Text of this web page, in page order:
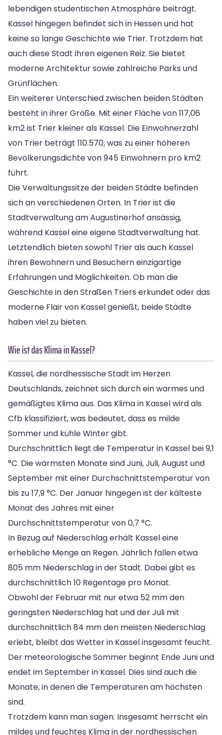
lebendigen studentischen Atmosphäre beiträgt.
Kassel hingegen befindet sich in Hessen und hat
keine so lange Geschichte wie Trier. Trotzdem hat
auch diese Stadt ihren eigenen Reiz. Sie bietet
moderne Architektur sowie zahlreiche Parks und
Grünflächen.
Ein weiterer Unterschied zwischen beiden Städten
besteht in ihrer Größe. Mit einer Fläche von 117,06
km2 ist Trier kleiner als Kassel. Die Einwohnerzahl
von Trier beträgt 110.570, was zu einer höheren
Bevölkerungsdichte von 945 Einwohnern pro km2
führt.
Die Verwaltungssitze der beiden Städte befinden
sich an verschiedenen Orten. In Trier ist die
Stadtverwaltung am Augustinerhof ansässig,
während Kassel eine eigene Stadtverwaltung hat.
Letztendlich bieten sowohl Trier als auch Kassel
ihren Bewohnern und Besuchern einzigartige
Erfahrungen und Möglichkeiten. Ob man die
Geschichte in den Straßen Triers erkundet oder das
moderne Flair von Kassel genießt, beide Städte
haben viel zu bieten.
Wie ist das Klima in Kassel?
Kassel, die nordhessische Stadt im Herzen
Deutschlands, zeichnet sich durch ein warmes und
gemäßigtes Klima aus. Das Klima in Kassel wird als
Cfb klassifiziert, was bedeutet, dass es milde
Sommer und kühle Winter gibt.
Durchschnittlich liegt die Temperatur in Kassel bei 9,1
°C. Die wärmsten Monate sind Juni, Juli, August und
September mit einer Durchschnittstemperatur von
bis zu 17,9 °C. Der Januar hingegen ist der kälteste
Monat des Jahres mit einer
Durchschnittstemperatur von 0,7 °C.
In Bezug auf Niederschlag erhält Kassel eine
erhebliche Menge an Regen. Jährlich fallen etwa
805 mm Niederschlag in der Stadt. Dabei gibt es
durchschnittlich 10 Regentage pro Monat.
Obwohl der Februar mit nur etwa 52 mm den
geringsten Niederschlag hat und der Juli mit
durchschnittlich 84 mm den meisten Niederschlag
erlebt, bleibt das Wetter in Kassel insgesamt feucht.
Der meteorologische Sommer beginnt Ende Juni und
endet im September in Kassel. Dies sind auch die
Monate, in denen die Temperaturen am höchsten
sind.
Trotzdem kann man sagen: Insgesamt herrscht ein
mildes und feuchtes Klima in der nordhessischen